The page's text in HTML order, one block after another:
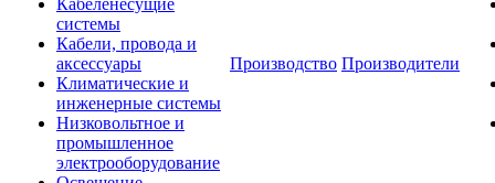
Кабеленесущие
системы
Кабели, провода и
аксессуары
Климатические и
инженерные системы
Низковольтное и
промышленное
электрооборудование
Производство Производители